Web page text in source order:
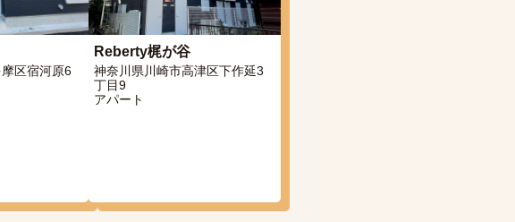
区宿河原6
Reberty梶が谷
神奈川県川崎市高津区下作延3
丁目9
アパート